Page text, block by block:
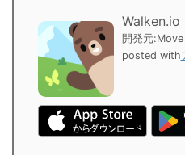
Walken.io
開発元:
posted with